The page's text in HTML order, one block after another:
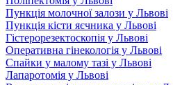
Пункція молочної залози у Львові
Пункція кісти яєчника у Львові
Гістерорезектоскопія у Львові
Оперативна гінекологія у Львові
Спайки у малому тазі у Львові
Лапаротомія у Львові